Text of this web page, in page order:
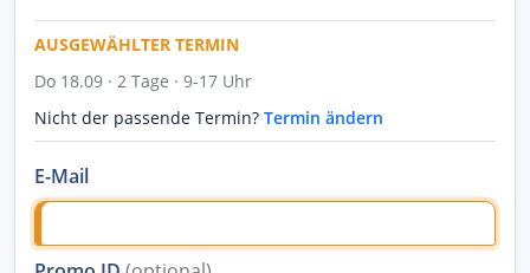
AUSGEWÄHLTER TERMIN
Do 18.09 · 2 Tage · 9-17 Uhr
Nicht der passende Termin? Termin ändern
E-Mail